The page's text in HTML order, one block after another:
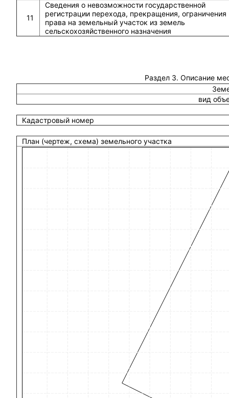
11
Сведения о невозможности государственной
регистрации перехода, прекращения, ограничения
права на земельный участок из земель
сельскохозяйственного назначения
Раздел 3. Описание
вид
Кадастровый номер
План (чертеж, схема) земельного участка